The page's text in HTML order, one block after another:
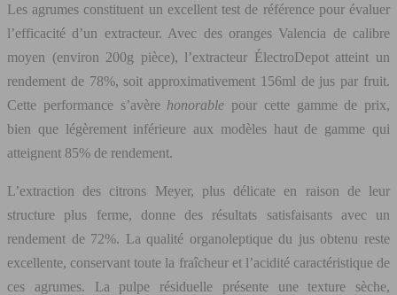
Les agrumes constituent un excellent test de référence pour évaluer
l’efficacité d’un extracteur. Avec des oranges Valencia de calibre
moyen (environ 200g pièce), l’extracteur ÉlectroDepot atteint un
rendement de 78%, soit approximativement 156ml de jus par fruit.
Cette performance s’avère honorable pour cette gamme de prix,
bien que légèrement inférieure aux modèles haut de gamme qui
atteignent 85% de rendement.
L’extraction des citrons Meyer, plus délicate en raison de leur
structure plus ferme, donne des résultats satisfaisants avec un
rendement de 72%. La qualité organoleptique du jus obtenu reste
excellente, conservant toute la fraîcheur et l’acidité caractéristique de
ces agrumes. La pulpe résiduelle présente une texture sèche,